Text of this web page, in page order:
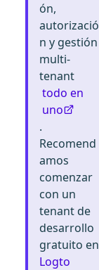
ón,
autorizació
n y gestión
multi-
tenant
todo en
uno
.
Recomend
amos
comenzar
con un
tenant de
desarrollo
gratuito en
Logto